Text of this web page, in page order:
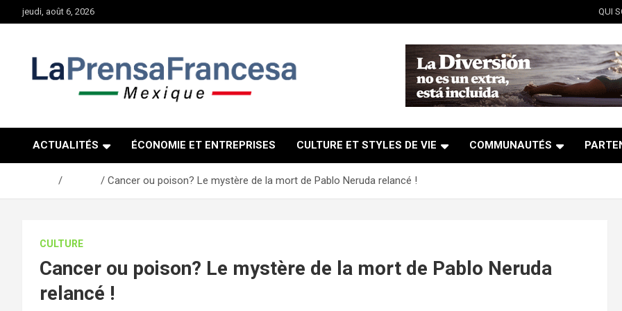
au
jeudi, août 6, 2026 QUI
ACTUALITÉS ÉCONOMIE ET ENTREPRISES CULTURE ET STYLES DE VIE COMMUNAUTÉS
Cancer ou poison? Le mystère de la mort de Pablo Neruda relancé !
CULTURE
Cancer ou poison? Le mystère de la mort de Pablo Neruda
relancé !